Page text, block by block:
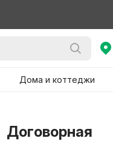
Дома и коттеджи
Договорная